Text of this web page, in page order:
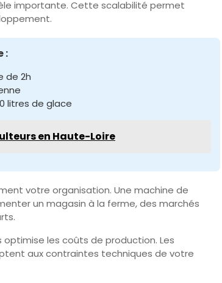
importante. Cette scalabilité permet
:
de 2h
litres de glace
en Haute-Loire
votre organisation. Une machine de
un magasin à la ferme, des marchés
les coûts de production. Les
aux contraintes techniques de votre